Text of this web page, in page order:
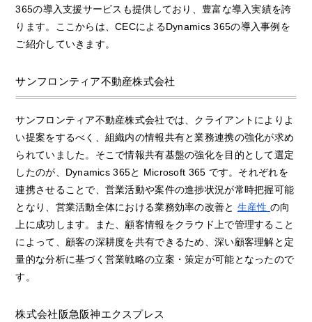
365の導入支援サービスも提供しており、豊富な導入実績を誇
ります。ここからは、CECによるDynamics 365の導入事例を
ご紹介していきます。
サンフロンティア不動産株式会社
サンフロンティア不動産株式会社では、クライアントによりよ
い提案をするべく、組織内の情報共有と業務連携の強化が求め
られていました。そこで情報共有基盤の強化を目的として選定
したのが、Dynamics 365と Microsoft 365 です。それぞれを
連携させることで、営業活動や案件の進捗状況が常時把握可能
となり、営業活動全体における業務効率の改善と 生産性 の向
上に成功します。また、顧客情報をクラウド上で管理すること
によって、顧客の深耕度を共有できるため、深い顧客理解と定
量的な分析に基づく営業戦略の立案・策定が可能となったので
す。
株式会社阪急阪神エクスプレス